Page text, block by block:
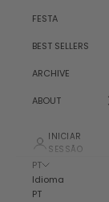
FESTA
BEST SELLERS
ARCHIVE
ABOUT
INICIAR
SESSÃO
PT
Idioma
PT